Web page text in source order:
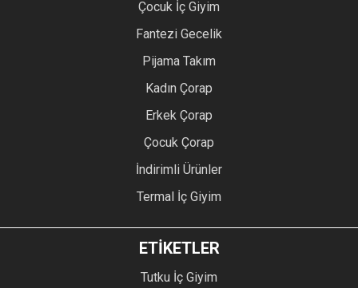
Çocuk İç Giyim
Fantezi Gecelik
Pijama Takım
Kadın Çorap
Erkek Çorap
Çocuk Çorap
İndirimli Ürünler
Termal İç Giyim
ETİKETLER
Tutku İç Giyim